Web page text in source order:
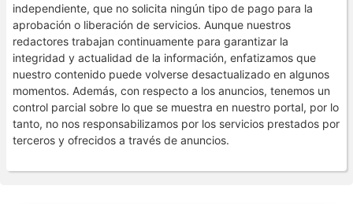
independiente, que no solicita ningún tipo de pago para la
aprobación o liberación de servicios. Aunque nuestros
redactores trabajan continuamente para garantizar la
integridad y actualidad de la información, enfatizamos que
nuestro contenido puede volverse desactualizado en algunos
momentos. Además, con respecto a los anuncios, tenemos un
control parcial sobre lo que se muestra en nuestro portal, por lo
tanto, no nos responsabilizamos por los servicios prestados por
terceros y ofrecidos a través de anuncios.